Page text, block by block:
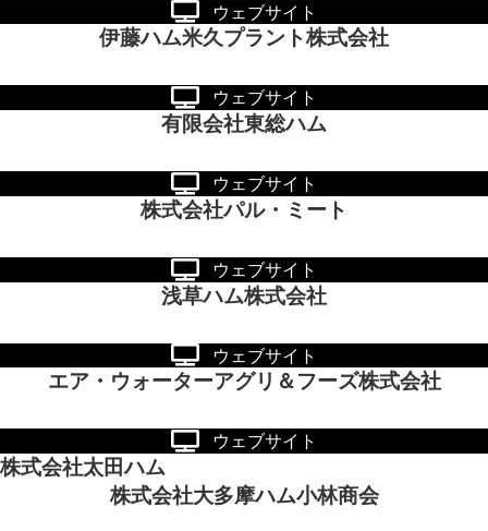
ウェブサイト
伊藤ハム米久プラント株式会社
ウェブサイト
有限会社東総ハム
ウェブサイト
株式会社パル・ミート
ウェブサイト
浅草ハム株式会社
ウェブサイト
エア・ウォーターアグリ＆フーズ株式会社
ウェブサイト
株式会社太田ハム
株式会社大多摩ハム小林商会